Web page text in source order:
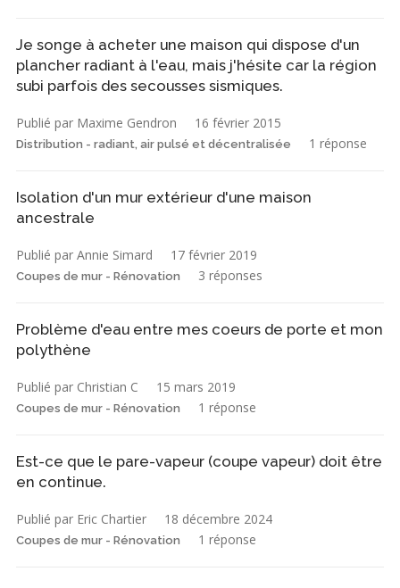
Je songe à acheter une maison qui dispose d'un
plancher radiant à l'eau, mais j'hésite car la région
subi parfois des secousses sismiques.
Publié par Maxime Gendron 16 février 2015
Distribution - radiant, air pulsé et décentralisée 1 réponse
Isolation d'un mur extérieur d'une maison
ancestrale
Publié par Annie Simard 17 février 2019
Coupes de mur - Rénovation 3 réponses
Problème d'eau entre mes coeurs de porte et mon
polythène
Publié par Christian C 15 mars 2019
Coupes de mur - Rénovation 1 réponse
Est-ce que le pare-vapeur (coupe vapeur) doit être
en continue.
Publié par Eric Chartier 18 décembre 2024
Coupes de mur - Rénovation 1 réponse